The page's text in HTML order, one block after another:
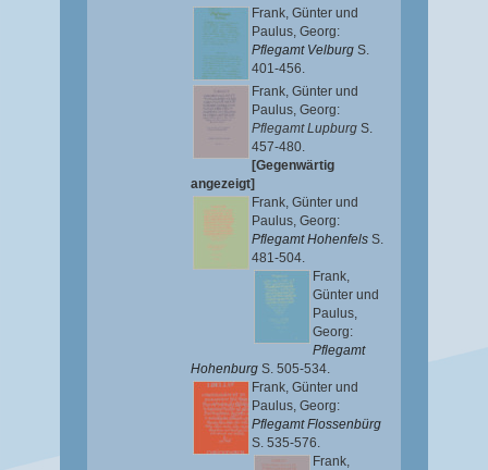
Frank, Günter und
Paulus, Georg:
Pflegamt Velburg S.
401-456.
Frank, Günter und
Paulus, Georg:
Pflegamt Lupburg S.
457-480.
[Gegenwärtig
angezeigt]
Frank, Günter und
Paulus, Georg:
Pflegamt Hohenfels S.
481-504.
Frank,
Günter und
Paulus,
Georg:
Pflegamt
Hohenburg S. 505-534.
Frank, Günter und
Paulus, Georg:
Pflegamt Flossenbürg
S. 535-576.
Frank,